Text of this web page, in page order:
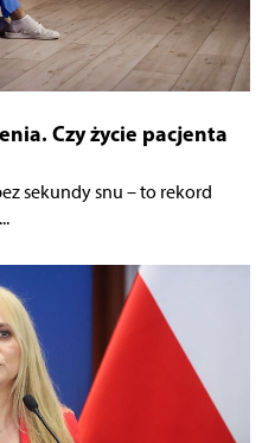
Czy życie pacjenta
sekundy snu – to rekord